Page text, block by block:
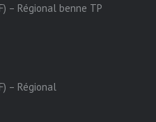
– Régional benne TP
– Régional